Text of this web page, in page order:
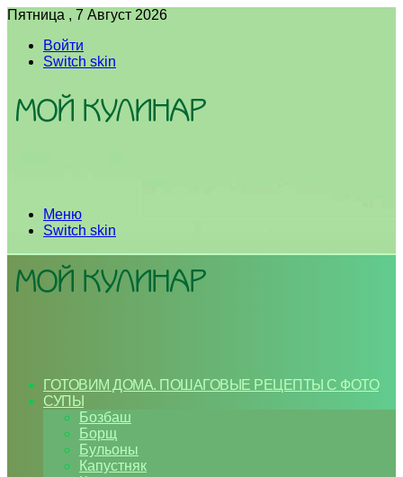
Пятница , 7 Август 2026
Войти
Switch skin
Меню
Switch skin
ГОТОВИМ ДОМА. ПОШАГОВЫЕ РЕЦЕПТЫ С ФОТО
СУПЫ
Бозбаш
Борщ
Бульоны
Капустняк